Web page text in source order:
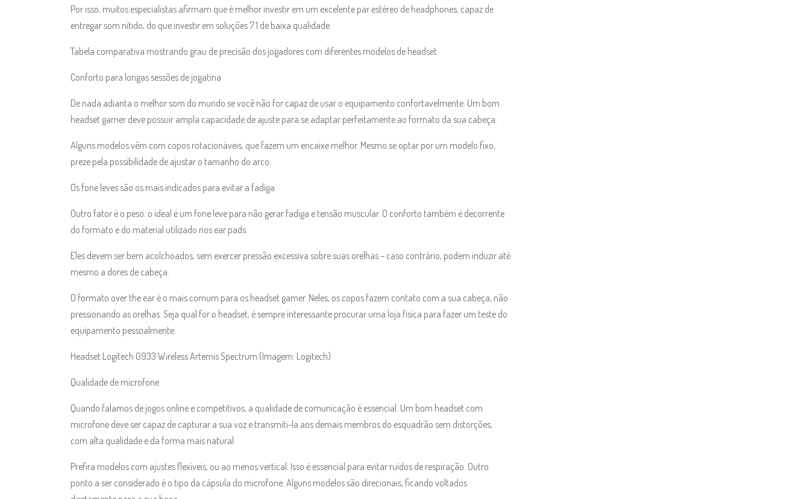
Por isso, muitos especialistas afirmam que é melhor investir em um excelente par estéreo de headphones, capaz de
entregar som nítido, do que investir em soluções 7.1 de baixa qualidade.
Tabela comparativa mostrando grau de precisão dos jogadores com diferentes modelos de headset
Conforto para longas sessões de jogatina
De nada adianta o melhor som do mundo se você não for capaz de usar o equipamento confortavelmente. Um bom
headset gamer deve possuir ampla capacidade de ajuste para se adaptar perfeitamente ao formato da sua cabeça.
Alguns modelos vêm com copos rotacionáveis, que fazem um encaixe melhor. Mesmo se optar por um modelo fixo,
preze pela possibilidade de ajustar o tamanho do arco.
Os fone leves são os mais indicados para evitar a fadiga
Outro fator é o peso: o ideal é um fone leve para não gerar fadiga e tensão muscular. O conforto também é decorrente
do formato e do material utilizado nos ear pads.
Eles devem ser bem acolchoados, sem exercer pressão excessiva sobre suas orelhas – caso contrário, podem induzir até
mesmo a dores de cabeça.
O formato over the ear é o mais comum para os headset gamer. Neles, os copos fazem contato com a sua cabeça, não
pressionando as orelhas. Seja qual for o headset, é sempre interessante procurar uma loja física para fazer um teste do
equipamento pessoalmente.
Headset Logitech G933 Wireless Artemis Spectrum (Imagem: Logitech)
Qualidade de microfone
Quando falamos de jogos online e competitivos, a qualidade de comunicação é essencial. Um bom headset com
microfone deve ser capaz de capturar a sua voz e transmiti-la aos demais membros do esquadrão sem distorções,
com alta qualidade e da forma mais natural.
Prefira modelos com ajustes flexíveis, ou ao menos vertical. Isso é essencial para evitar ruídos de respiração. Outro
ponto a ser considerado é o tipo da cápsula do microfone. Alguns modelos são direcionais, ficando voltados